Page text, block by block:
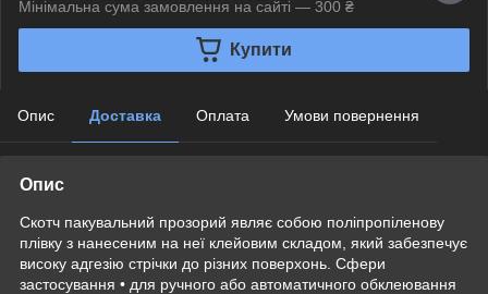
Мінімальна сума замовлення на сайті — 300 ₴
Купити
Опис Доставка Оплата Умови повернення
Опис
Скотч пакувальний прозорий являє собою поліпропіленову
плівку з нанесеним на неї клейовим складом, який забезпечує
високу адгезію стрічки до різних поверхонь. Сфери
застосування • для ручного або автоматичного обклеювання